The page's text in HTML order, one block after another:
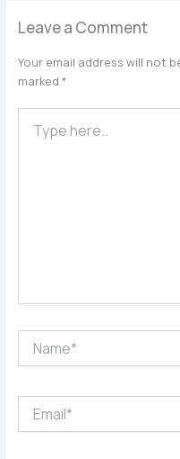
Leave a Comment
Your email address will not
marked *
here..